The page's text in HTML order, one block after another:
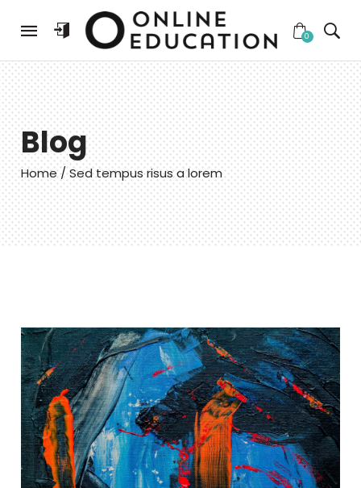
Home
About Us
Our Team
Pricing plans
Courses
Shop
Reviews
Blog
0
Blog
Home/ Sed tempus risus a lorem